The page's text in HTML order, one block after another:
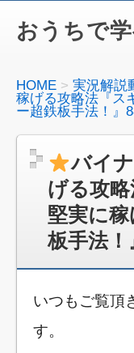
おうちで
HOME 実況解説
稼げる攻略法『ス
ー超鉄板手法！』
バイ
げる攻
堅実に
板手法！
いつもご覧頂
す。